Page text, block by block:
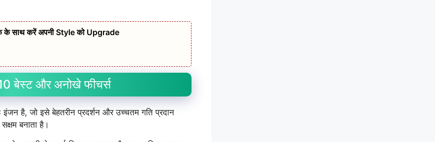
साथ करें अपनी Style को Upgrade
बेस्ट और अनोखे फीचर्स
इंजन है, जो इसे बेहतरीन प्रदर्शन और उच्चतम गति प्रदान
बनाता है।